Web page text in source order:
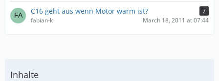
C16 geht aus wenn Motor warm ist?
7
fabian-k
March 18, 2011 at 07:44
Inhalte